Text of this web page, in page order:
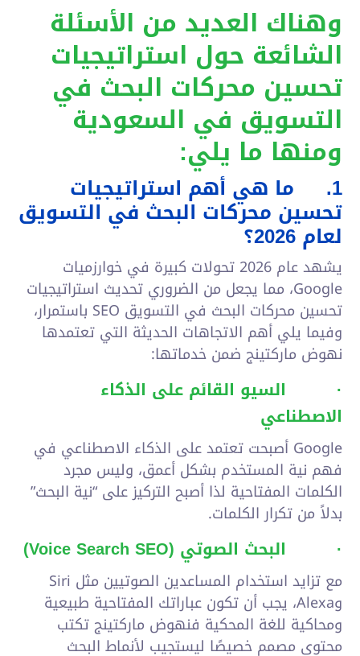
وهناك العديد من الأسئلة
الشائعة حول استراتيجيات
تحسين محركات البحث في
التسويق في السعودية
ومنها ما يلي:
1. ما هي أهم استراتيجيات
تحسين محركات البحث في التسويق
لعام 2026؟
يشهد عام 2026 تحولات كبيرة في خوارزميات
Google، مما يجعل من الضروري تحديث استراتيجيات
تحسين محركات البحث في التسويق SEO باستمرار،
وفيما يلي أهم الاتجاهات الحديثة التي تعتمدها
نهوض ماركتينج ضمن خدماتها:
· السيو القائم على الذكاء
الاصطناعي
Google أصبحت تعتمد على الذكاء الاصطناعي في
فهم نية المستخدم بشكل أعمق، وليس مجرد
الكلمات المفتاحية لذا أصبح التركيز على “نية البحث”
بدلاً من تكرار الكلمات.
· البحث الصوتي (Voice Search SEO
)
مع تزايد استخدام المساعدين الصوتيين مثل Siri
وAlexa، يجب أن تكون عباراتك المفتاحية طبيعية
ومحاكية للغة المحكية فنهوض ماركتينج تكتب
محتوى مصمم خصيصًا ليستجيب لأنماط البحث